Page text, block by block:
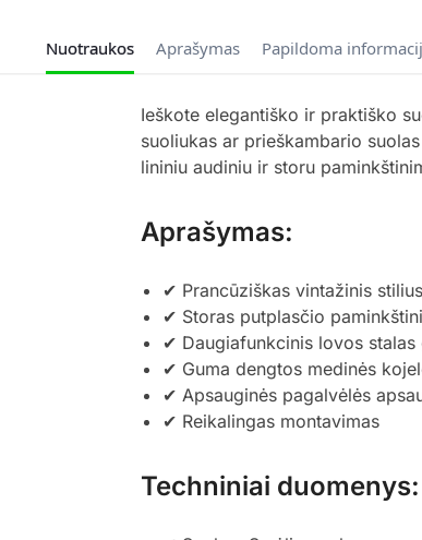
Nuotraukos Aprašymas Papildoma
Ieškote elegantiško ir praktiško
suoliukas ar prieškambario
lininiu audiniu ir storu
Aprašymas:
✔ Prancūziškas vintažinis
✔ Storas putplasčio
✔ Daugiafunkcinis lovos
✔ Guma dengtos medinės
✔ Apsauginės pagalvėlės
✔ Reikalingas montavimas
Techniniai duomenys: